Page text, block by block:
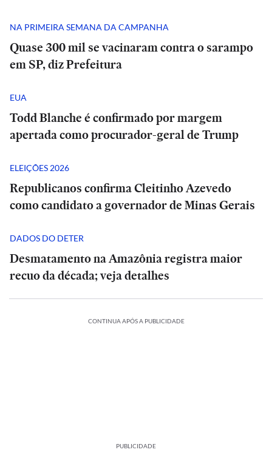
NA PRIMEIRA SEMANA DA CAMPANHA
Quase 300 mil se vacinaram contra o sarampo
em SP, diz Prefeitura
EUA
Todd Blanche é confirmado por margem
apertada como procurador-geral de Trump
ELEIÇÕES 2026
Republicanos confirma Cleitinho Azevedo
como candidato a governador de Minas Gerais
DADOS DO DETER
Desmatamento na Amazônia registra maior
recuo da década; veja detalhes
CONTINUA APÓS A PUBLICIDADE
PUBLICIDADE